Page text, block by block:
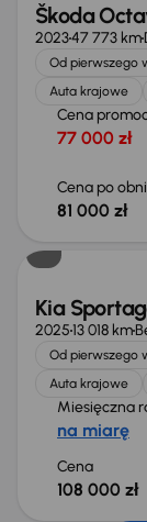
Škoda
202347 773 km
Od pierwszego
Auta krajowe
Cena
77 000 zł
Cena po
81 000 zł
Od nowego
Kia
202513 018 km
Od pierwszego
Auta krajowe
Miesięczna
na miarę
Cena
108 000 zł